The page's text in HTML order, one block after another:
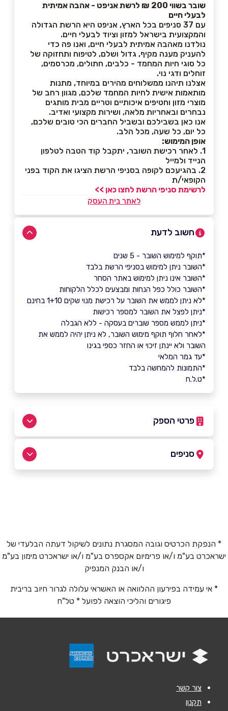
שובר בשווי 200 ₪ לרשת אניפט - אהבה אמיתית
לבעלי חיים
עם 37 סניפים בכל הארץ, אניפט היא הרשת הגדולה
והמקצועית בישראל למזון וציוד לבעלי חיים.
נולדנו מאהבה אמיתית לבעלי חיים, ואנו פה כדי
להעניק מענה מקיף, גדול ושלם, לטיפוח ותחזוקה של
כל סוגי חיות המחמד - כלבים, חתולים, מכרסמים,
זוחלים ודגי נוי.
אצלנו תיהנו ממשלוחים מהירים במיוחד, מתנות
מותאמות אישית לחיות המחמד שלכם, מגוון רחב של
מוצרי מזון וחטיפים איכותיים וטריים מבית מותגים
נבחרים ובאחריות מלאה, ושירות מקצועי ואדיב.
אנו כאן בשבילכם ובשביל החברים הכי טובים שלכם,
כל יום, כל שעה, מכל הלב.
אופן המימוש:
1. לאחר רכישת השובר, יתקבל קוד הטבה לטלפון
הנייד ולמייל
2. בהגיעכם לקופה בסניפי הרשת הציגו את הקוד בפני
הקופאי/ת
לרשימת סניפי הרשת לחצו כאן >>
לאתר בית העסק
חשוב לדעת
*תוקף למימוש השובר - 5 שנים
*השובר ניתן למימוש בסניפי הרשת בלבד
*השובר אינו ניתן למימוש באתר הסחר
*השובר כולל כפל הנחות ומבצעים לכלל הלקוחות
*לא ניתן לממש את השובר על רכישת מנוי שקים 1+10 בחינם
*ניתן לפצל את השובר למספר רכישות
*ניתן לממש מספר שוברים בעסקה - ללא הגבלה
*לאחר חלוף תוקף מימוש השובר, לא ניתן יהיה לממש את
השובר ולא יינתן זיכוי או החזר כספי בגינו
*עד גמר המלאי
*התמונות להמחשה בלבד
*ט.ל.ח
פרטי הספק
באתר בפייסבוק באינסטגרם
טלפון*
אימייל*
סניפים
גבעת ברנר
מרכז מסחרי גבעת ברנר
* הנפקת הכרטיס וגובה המסגרת נתונים לשיקול דעתה הבלעדי של
ישראכרט בע"מ ו/או פרימיום אקספרס בע"מ ו/או ישראכרט מימון בע"מ
ו/או הבנק המנפיק
* אי עמידה בפירעון ההלוואה או האשראי עלולה לגרור חיוב בריבית
פיגורים והליכי הוצאה לפועל * טל"ח
צור קשר
תקנון